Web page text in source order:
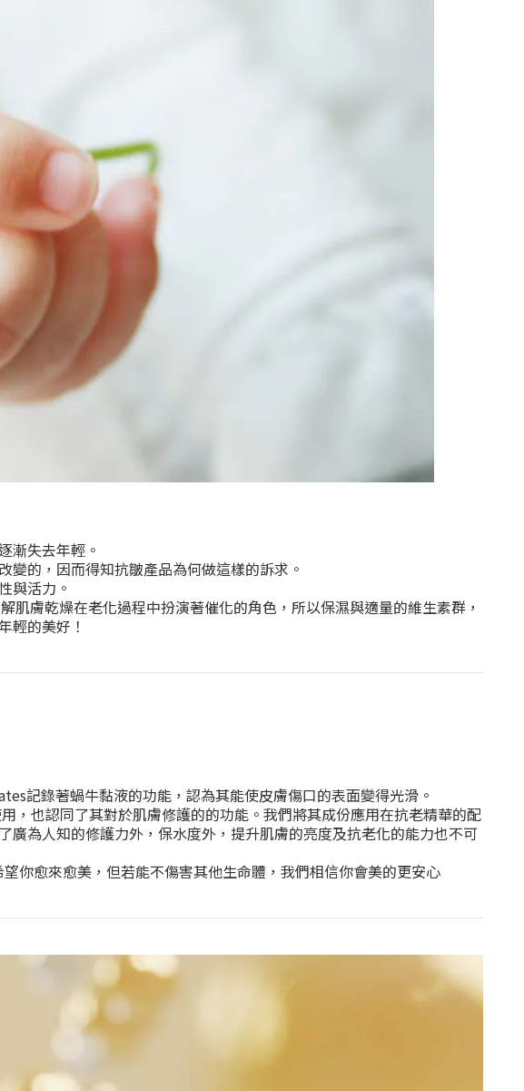
漸失去年輕。
的，因而得知抗皺產品為何做這樣的訴求。
與活力。
膚乾燥在老化過程中扮演著催化的角色，所以保濕與適量的維生素群，
輕的美好！
記錄著蝸牛黏液的功能，認為其能使皮膚傷口的表面變得光滑。
，也認同了其對於肌膚修護的的功能。我們將其成份應用在抗老精華的配
為人知的修護力外，保水度外，提升肌膚的亮度及抗老化的能力也不可
你愈來愈美，但若能不傷害其他生命體，我們相信你會美的更安心